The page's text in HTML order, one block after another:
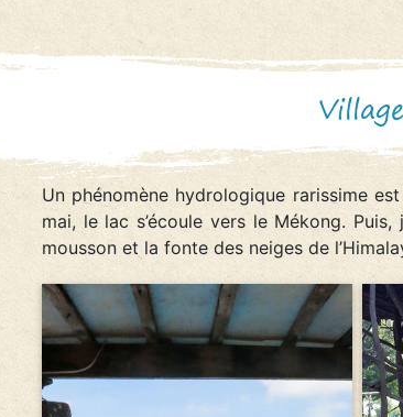
Un phénomène hydrologique rarissime
mai, le lac s’écoule vers le Mékong.
mousson et la fonte des neiges de